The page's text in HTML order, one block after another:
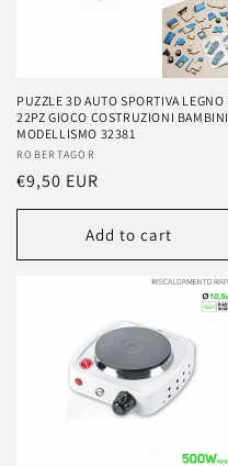
PUZZLE 3D AUTO SPORTIVA LEGNO
22PZ GIOCO COSTRUZIONI BAMBINI
MODELLISMO 32381
Vendor:
ROBERTAGOR
Regular
price
€9,50 EUR
Add to cart